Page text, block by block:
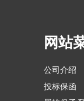
网站
公司介绍
投标保函